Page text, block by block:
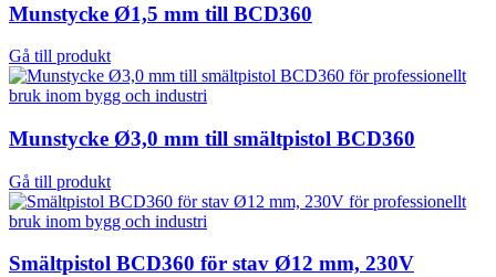
Munstycke Ø1,5 mm till BCD360
Gå till produkt
Munstycke Ø3,0 mm till smältpistol BCD360
Gå till produkt
Smältpistol BCD360 för stav Ø12 mm, 230V